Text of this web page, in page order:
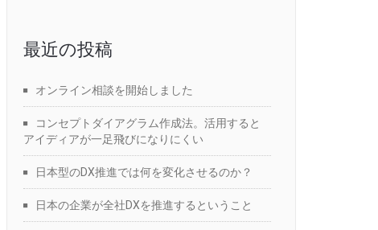
最近の投稿
オンライン相談を開始しました
コンセプトダイアグラム作成法。活用すると
アイディアが一足飛びになりにくい
日本型のDX推進では何を変化させるのか？
日本の企業が全社DXを推進するということ